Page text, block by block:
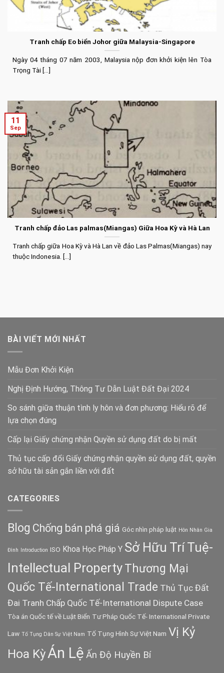
Tranh chấp Eo biển Johor giữa Malaysia-Singapore
Ngày 04 tháng 07 năm 2003, Malaysia nộp đơn khởi kiện lên Tòa
Trọng Tài [...]
Tranh chấp đảo Las palmas(Miangas) Giữa Hoa Kỳ và Hà Lan
Tranh chấp giữa Hoa Kỳ và Hà Lan về đảo Las Palmas(Miangas) nay
thuộc Indonesia. [...]
11
Sep
BÀI VIẾT MỚI NHẤT
Mẫu Đơn Khởi Kiện
Nghị Định Hướng, Thông Tư Dẫn Luật Đất Đại 2024
So sánh giữa thuận tình ly hôn và đơn phương: Hiểu rõ để
lựa chọn đúng
Cấp lại Giấy chứng nhận Quyền sử dụng đất do bị mất
Thủ tục cấp đổi Giấy chứng nhận quyền sử dụng đất, quyền
sở hữu tài sản gắn liền với đất
CATEGORIES
Blog Chống bán phá giá Góc nhìn pháp luật Hôn Nhân Gia
Đình Introduction ISO Khoa Học Pháp Y Sở Hữu Trí Tuệ-
Intellectual PropertyThương Mại
Quốc Tế-International Trade Thủ Tục Đất
Đai Tranh Chấp Quốc Tế-International Dispute Case
Tòa án Quốc tế về Luật Biển Tư Pháp Quốc Tế- International Private
Law Tố Tụng Dân Sự Việt Nam Tố Tụng Hình Sự Việt Nam Vị Kỷ
Hoa KỳÁn Lệ Ấn Độ Huyền Bí